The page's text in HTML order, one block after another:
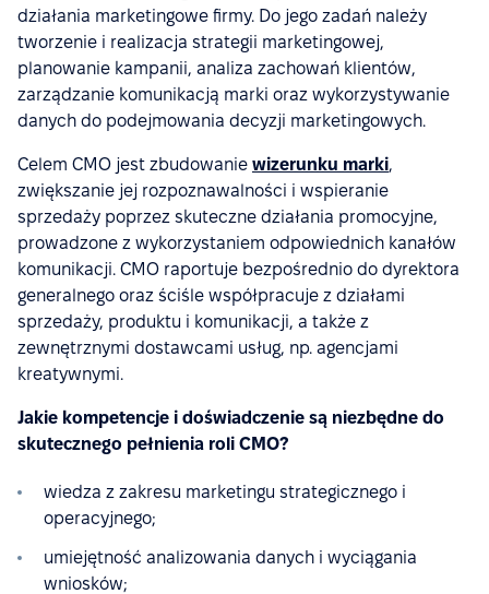
działania marketingowe firmy. Do jego zadań należy
tworzenie i realizacja strategii marketingowej,
planowanie kampanii, analiza zachowań klientów,
zarządzanie komunikacją marki oraz wykorzystywanie
danych do podejmowania decyzji marketingowych.
Celem CMO jest zbudowanie wizerunku marki,
zwiększanie jej rozpoznawalności i wspieranie
sprzedaży poprzez skuteczne działania promocyjne,
prowadzone z wykorzystaniem odpowiednich kanałów
komunikacji. CMO raportuje bezpośrednio do dyrektora
generalnego oraz ściśle współpracuje z działami
sprzedaży, produktu i komunikacji, a także z
zewnętrznymi dostawcami usług, np. agencjami
kreatywnymi.
Jakie kompetencje i doświadczenie są niezbędne do
skutecznego pełnienia roli CMO?
wiedza z zakresu marketingu strategicznego i
operacyjnego;
umiejętność analizowania danych i wyciągania
wniosków;